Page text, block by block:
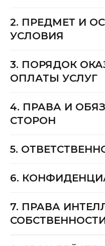
2. ПРЕДМЕТ И
УСЛОВИЯ
3. ПОРЯДОК
ОПЛАТЫ УСЛУГ
4. ПРАВА И
СТОРОН
5.
6.
7. ПРАВА